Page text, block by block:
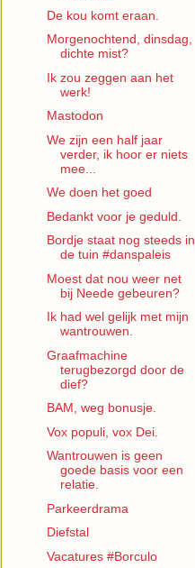
De kou komt eraan.
Morgenochtend, dinsdag,
dichte mist?
Ik zou zeggen aan het
werk!
Mastodon
We zijn een half jaar
verder, ik hoor er niets
mee...
We doen het goed
Bedankt voor je geduld.
Bordje staat nog steeds in
de tuin #danspaleis
Moest dat nou weer net
bij Neede gebeuren?
Ik had wel gelijk met mijn
wantrouwen.
Graafmachine
terugbezorgd door de
dief?
BAM, weg bonusje.
Vox populi, vox Dei.
Wantrouwen is geen
goede basis voor een
relatie.
Parkeerdrama
Diefstal
Vacatures #Borculo